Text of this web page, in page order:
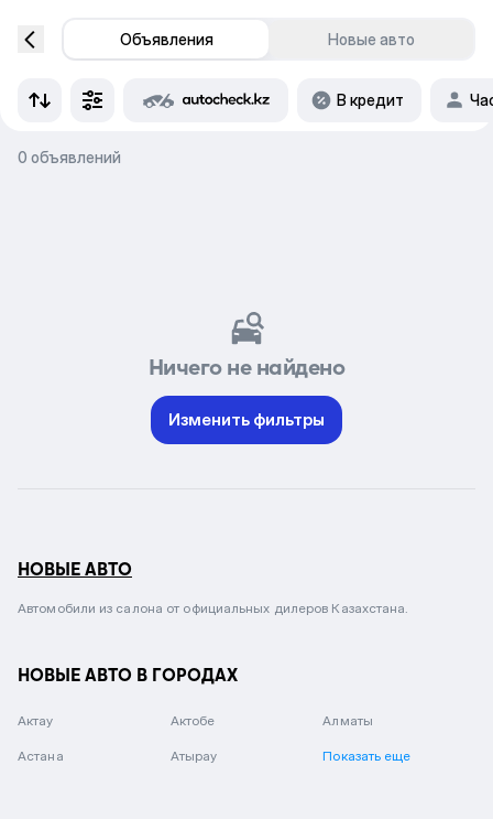
Объявления Новые авто
В кредит
0 объявлений
Ничего не найдено
Изменить фильтры
НОВЫЕ АВТО
Автомобили из салона от официальных дилеров Казахстана.
НОВЫЕ АВТО В ГОРОДАХ
Актау Актобе Алматы
Астана Атырау Показать еще